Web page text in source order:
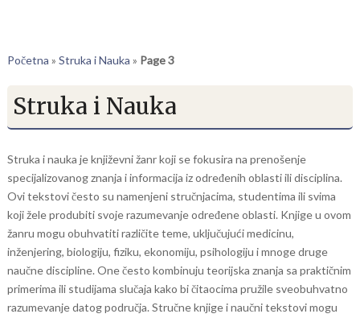
Početna » Struka i Nauka » Page 3
Struka i Nauka
Struka i nauka je književni žanr koji se fokusira na prenošenje
specijalizovanog znanja i informacija iz određenih oblasti ili disciplina.
Ovi tekstovi često su namenjeni stručnjacima, studentima ili svima
koji žele produbiti svoje razumevanje određene oblasti. Knjige u ovom
žanru mogu obuhvatiti različite teme, uključujući medicinu,
inženjering, biologiju, fiziku, ekonomiju, psihologiju i mnoge druge
naučne discipline. One često kombinuju teorijska znanja sa praktičnim
primerima ili studijama slučaja kako bi čitaocima pružile sveobuhvatno
razumevanje datog područja. Stručne knjige i naučni tekstovi mogu